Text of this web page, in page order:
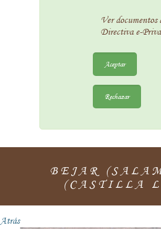
Ver documentos
Directiva e-
Aceptar
Rechazar
BEJAR
(CASTILLA
Atrás